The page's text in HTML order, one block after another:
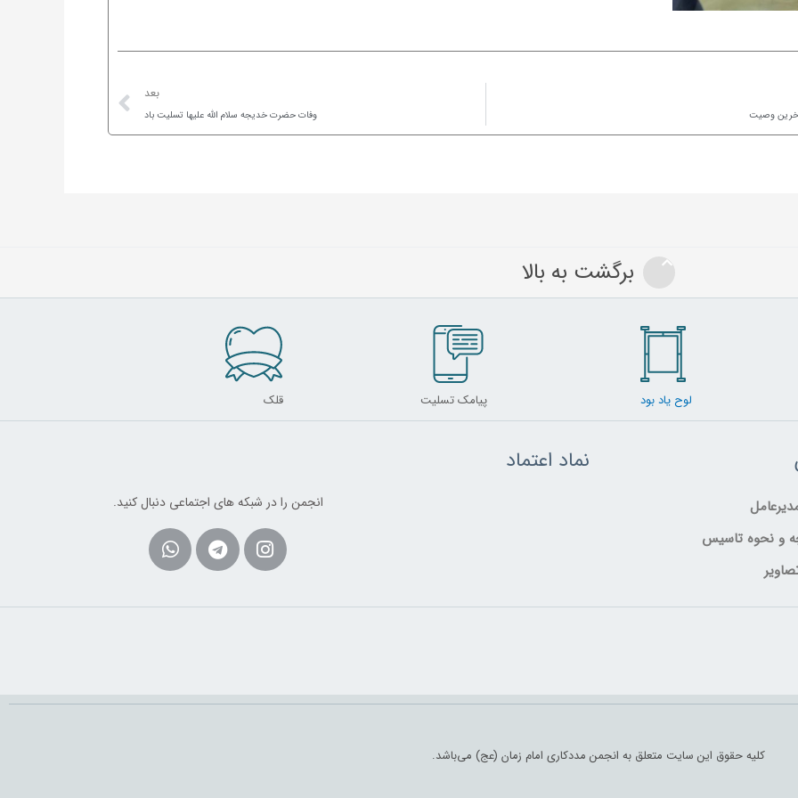
وصیت
بعد
وفات حضرت خدیجه سلام الله علیها تسلیت باد
برگشت به بالا
لوح یاد بود پیامک تسلیت قلک
و نحوه تاسیس
نماد اعتماد
انجمن را در شبکه های اجتماعی دنبال کنید.
Instagram
Telegram
Whatsapp
کلیه حقوق این سایت متعلق به انجمن مددکاری امام زمان (عج) می‌باشد.